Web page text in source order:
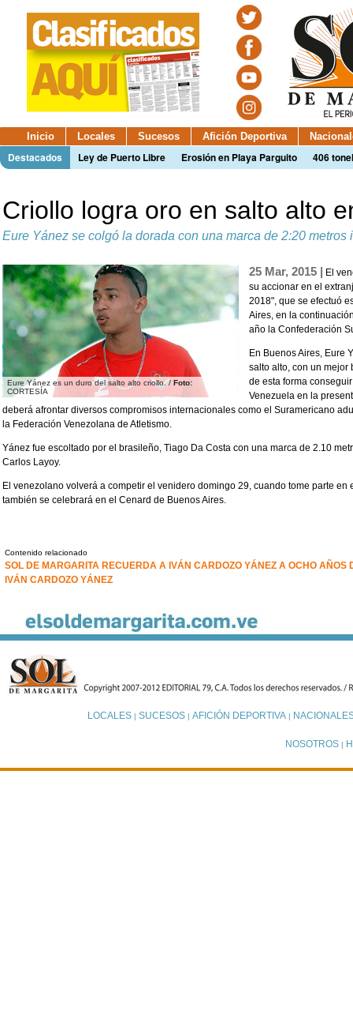
Inicio Locales Sucesos Afición Deportiva
Destacados Ley de Puerto Libre Erosión en Playa Parguito 406
Criollo logra oro en salto alto
Eure Yánez se colgó la dorada con una marca de 2:20 metros
Eure Yánez es un duro del salto alto criollo. / Foto:
CORTESÍA
25 Mar, 2015 | El
su accionar en el
2018", que se efectuó
Aires, en la
año la Confederación
En Buenos Aires, Eure
salto alto, con un mejor
de esta forma
Venezuela en la
deberá afrontar diversos compromisos internacionales como el Suramericano
la Federación Venezolana de Atletismo.
Yánez fue escoltado por el brasileño, Tiago Da Costa con una marca de 2.10
Carlos Layoy.
El venezolano volverá a competir el venidero domingo 29, cuando tome parte en
también se celebrará en el Cenard de Buenos Aires.
Contenido relacionado
SOL DE MARGARITA RECUERDA A IVÁN CARDOZO YÁNEZ A OCHO AÑOS
IVÁN CARDOZO YÁNEZ
LOCALES| SUCESOS| AFICIÓN DEPORTIVA|
NOSOTROS |